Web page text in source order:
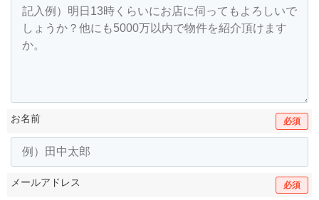
お名前 必須
メールアドレス 必須